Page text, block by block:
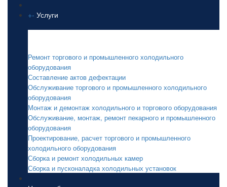
+- Услуги
Ремонт торгового и промышленного холодильного
оборудования
Составление актов дефектации
Обслуживание торгового и промышленного холодильного
оборудования
Монтаж и демонтаж холодильного и торгового оборудования
Обслуживание, монтаж, ремонт пекарного и промышленного
оборудования
Проектирование, расчет торгового и промышленного
холодильного оборудования
Сборка и ремонт холодильных камер
Сборка и пусконаладка холодильных установок